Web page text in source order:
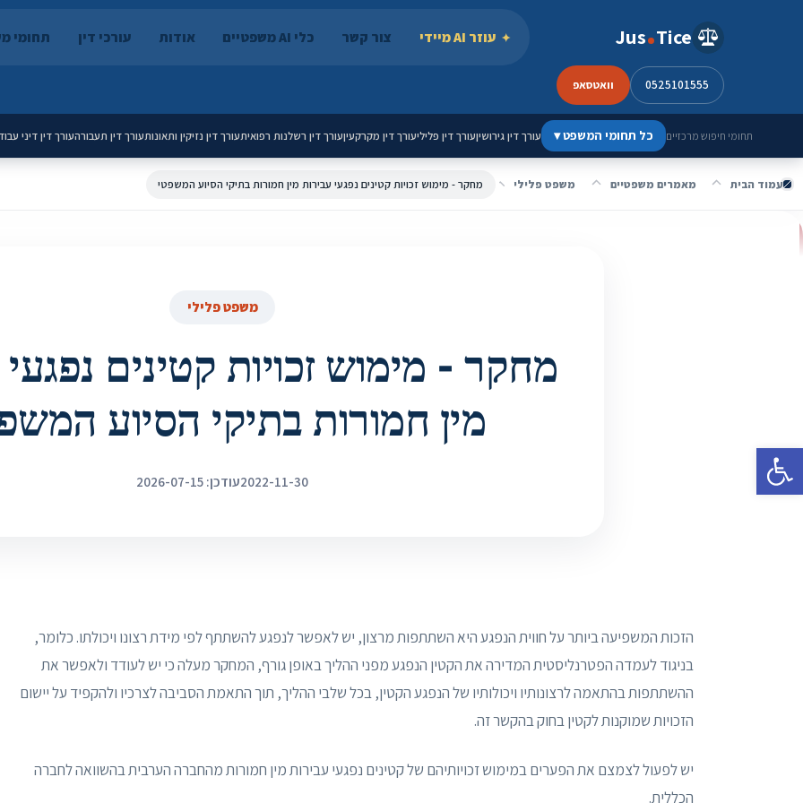
פתח סרגל נגישות
Jus Tice עוזר AI מיידי צור קשר כלי AI משפטיים אודות עורכי דין תחומי
0525101555 וואטסאפ
תחומי חיפוש מרכזיים כל תחומי המשפט▾ עורך דין גירושיןעורך דין פליליעורך דין מקרקעיןעורך דין רשלנות רפואיתעורך דין נזיקין ותאונותעורך דין תעבורהעורך דין דיני
עמוד הבית מאמרים משפטיים משפט פלילי מחקר - מימוש זכויות קטינים נפגעי עבירות מין חמורות בתיקי הסיוע המשפטי
משפט פלילי
מחקר - מימוש זכויות קטינים
מין חמורות בתיקי הסיוע
2022-11-30עודכן: 2026-07-15
הזכות המשפיעה ביותר על חווית הנפגע היא השתתפות מרצון, יש לאפשר לנפגע להשתתף לפי מידת רצונו ויכולתו. כלומר,
בניגוד לעמדה הפטרנליסטית המדירה את הקטין הנפגע מפני ההליך באופן גורף, המחקר מעלה כי יש לעודד ולאפשר את
ההשתתפות בהתאמה לרצונותיו ויכולותיו של הנפגע הקטין, בכל שלבי ההליך, תוך התאמת הסביבה לצרכיו ולהקפיד על יישום
הזכויות שמוקנות לקטין בחוק בהקשר זה.
יש לפעול לצמצם את הפערים במימוש זכויותיהם של קטינים נפגעי עבירות מין חמורות מהחברה הערבית בהשוואה לחברה
הכללית.